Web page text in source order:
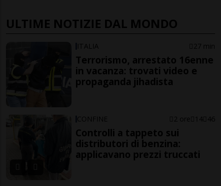
ULTIME NOTIZIE DAL MONDO
ITALIA 27 min
Terrorismo, arrestato 16enne
in vacanza: trovati video e
propaganda jihadista
CONFINE 2 ore 14 46
Controlli a tappeto sui
distributori di benzina:
applicavano prezzi truccati